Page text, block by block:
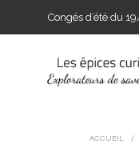
Congés d’été du
ACCUEIL /